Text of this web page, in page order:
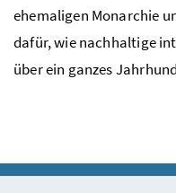
ehemaligen Monarchie
dafür, wie nachhaltige
über ein ganzes